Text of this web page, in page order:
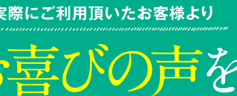
際にご利用頂いたお客様より